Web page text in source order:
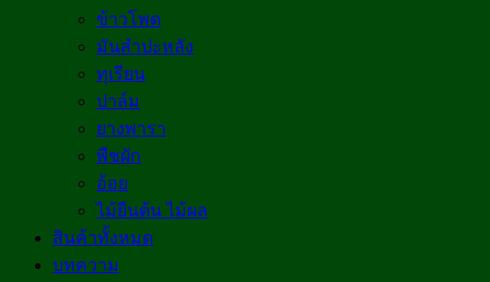
ข้าวโพด
มันสำปะหลัง
ทุเรียน
ปาล์ม
ยางพารา
พืชผัก
อ้อย
ไม้ยืนต้น ไม้ผล
สินค้าทั้งหมด
บทความ